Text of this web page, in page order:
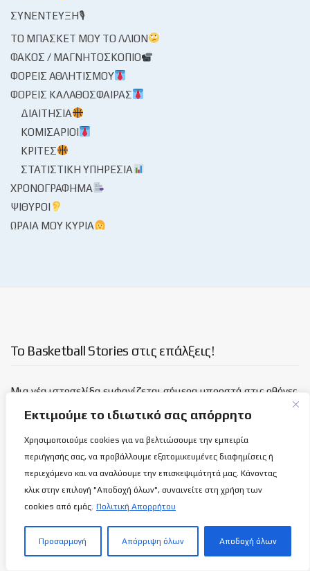
Εκτιμούμε το ιδιωτικό σας απόρρητο
Χρησιμοποιούμε cookies για να βελτιώσουμε την εμπειρία
περιήγησής σας, να προβάλλουμε εξατομικευμένες διαφημίσεις ή
περιεχόμενο και να αναλύουμε την επισκεψιμότητά μας. Κάνοντας
κλικ στην επιλογή "Αποδοχή όλων", συναινείτε στη χρήση των
cookies από εμάς. Πολιτική Απορρήτου
Προσαρμογή Απόρριψη όλων Αποδοχή όλων
ΣΥΝΈΝΤΕΥΞΗ🎙
ΤΟ ΜΠΆΣΚΕΤ ΜΟΥ ΤΟ ΛΛΊΟΝ
ΦΑΚΌΣ / ΜΑΓΝΗΤΟΣΚΌΠΙΟ
ΦΟΡΕΊΣ ΑΘΛΗΤΙΣΜΟΎ
ΦΟΡΕΊΣ ΚΑΛΑΘΌΣΦΑΙΡΑΣ
ΔΙΑΙΤΗΣΊΑ
ΚΟΜΙΣΆΡΙΟΙ
ΚΡΙΤΈΣ
ΣΤΑΤΙΣΤΙΚΉ ΥΠΗΡΕΣΊΑ
ΧΡΟΝΟΓΡΆΦΗΜΑ
ΨΊΘΥΡΟΙ
ΩΡΑΊΑ ΜΟΥ ΚΥΡΊΑ
Το Basketball Stories στις επάλξεις!
Μια νέα ιστοσελίδα εμφανίζεται σήμερα μπροστά στις οθόνες
σας, η basketballstoriescy.com.
Κανένα μα κανένα κείμενο σε αυτήν την ιστοσελίδα, δεν
θα είναιανώνυμο!
Τελευταία άρθρα